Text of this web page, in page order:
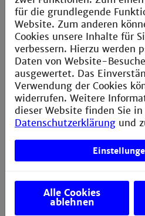
D-68163 Mannheim
Postfach H033 (intern)
+49 621 292-6436
Geschäftsstelle
für die grundlegende
Website. Zum anderen
Cookies unsere Inhalte für
verbessern. Hierzu werden
Daten von Website-
ausgewertet. Das
Verwendung der Cookies
widerrufen. Weitere
dieser Website finden Sie in
Datenschutzerklärung und
Alle Cookies
ablehnen